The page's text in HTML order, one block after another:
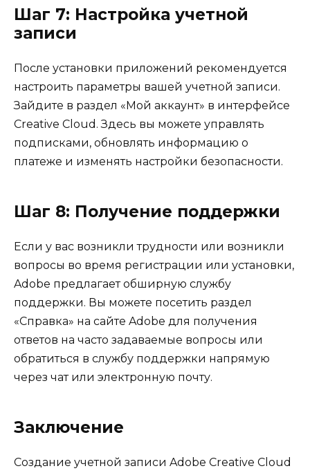
Шаг 7: Настройка учетной
записи
После установки приложений рекомендуется
настроить параметры вашей учетной записи.
Зайдите в раздел «Мой аккаунт» в интерфейсе
Creative Cloud. Здесь вы можете управлять
подписками, обновлять информацию о
платеже и изменять настройки безопасности.
Шаг 8: Получение поддержки
Если у вас возникли трудности или возникли
вопросы во время регистрации или установки,
Adobe предлагает обширную службу
поддержки. Вы можете посетить раздел
«Справка» на сайте Adobe для получения
ответов на часто задаваемые вопросы или
обратиться в службу поддержки напрямую
через чат или электронную почту.
Заключение
Создание учетной записи Adobe Creative Cloud